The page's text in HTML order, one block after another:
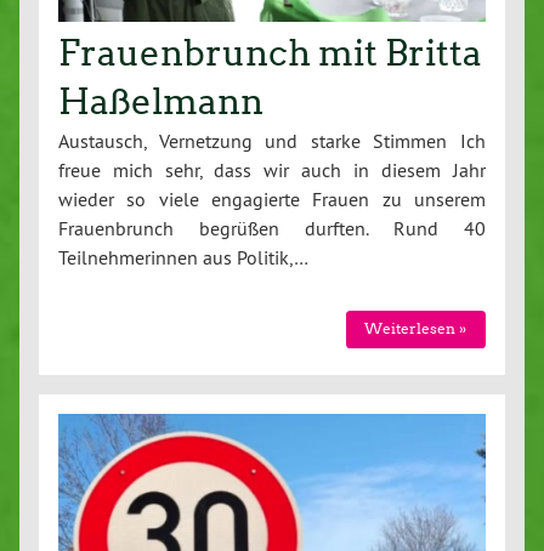
Frauenbrunch mit Britta
Haßelmann
Austausch, Vernetzung und starke Stimmen Ich
freue mich sehr, dass wir auch in diesem Jahr
wieder so viele engagierte Frauen zu unserem
Frauenbrunch begrüßen durften. Rund 40
Teilnehmerinnen aus Politik,…
Weiterlesen »